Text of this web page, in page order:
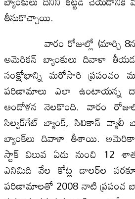
తీసుకొచ్చాయి.
వారం రోజుల్లో (మార్చి
అమెరికన్‌ బ్యాంకులు దివాళా
సంక్షోభాన్ని మరోసారి ప్రపంచం
పరిణామాలు ఎలా ఉంటాయన్న
ఆందోళన నెలకొంది. వారం
సిల్వర్‌గేట్‌ బ్యాంక్‌, సిలికాన్‌ వ్యాలీ
బ్యాంక్‌లు దివాళా తీశాయి.
స్టాక్‌ విలువ ఏడు నుంచి 12
ఎనిమిది వేల కోట్ల డాలర్‌ల
పరిణామాలతో 2008 నాటి ప్రపంచ